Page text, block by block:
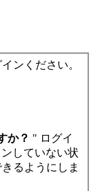
ンください。
か？ " ログイ
していない状
るようにしま